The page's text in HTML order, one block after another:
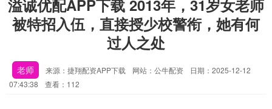
溢诚优配APP下载 2013年，31岁女老师
被特招入伍，直接授少校警衔，她有何
过人之处
老师 来源：捷翔配资APP下载 网站：公牛配资
日期：2025-12-12
07:43:38
查看：112